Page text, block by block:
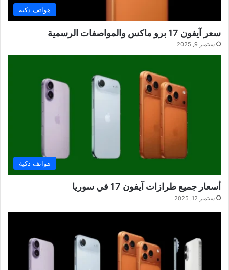
هواتف ذكية
سعر آيفون 17 برو ماكس والمواصفات الرسمية
سبتمبر 9, 2025
هواتف ذكية
أسعار جميع طرازات آيفون 17 في سوريا
سبتمبر 12, 2025